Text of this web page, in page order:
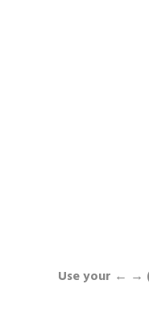
Use your ← →